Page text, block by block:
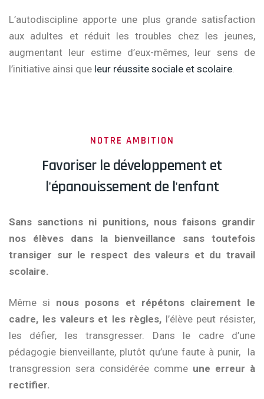
L’autodiscipline apporte une plus grande satisfaction
aux adultes et réduit les troubles chez les jeunes,
augmentant leur estime d’eux-mêmes, leur sens de
l’initiative ainsi que leur réussite sociale et scolaire.
NOTRE AMBITION
Favoriser le développement et
l'épanouissement de l'enfant
Sans sanctions ni punitions, nous faisons grandir
nos élèves dans la bienveillance sans toutefois
transiger sur le respect des valeurs et du travail
scolaire.
Même si nous posons et répétons clairement le
cadre, les valeurs et les règles,l’élève peut résister,
les défier, les transgresser. Dans le cadre d’une
pédagogie bienveillante, plutôt qu’une faute à punir, la
transgression sera considérée comme une erreur à
rectifier.